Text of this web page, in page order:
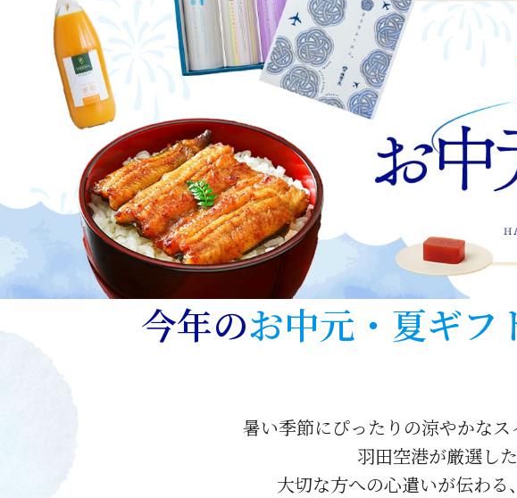
今年のお中元・夏ギフ
暑い季節にぴったりの涼やかな
羽田空港が厳選し
大切な方への心遣いが伝わ